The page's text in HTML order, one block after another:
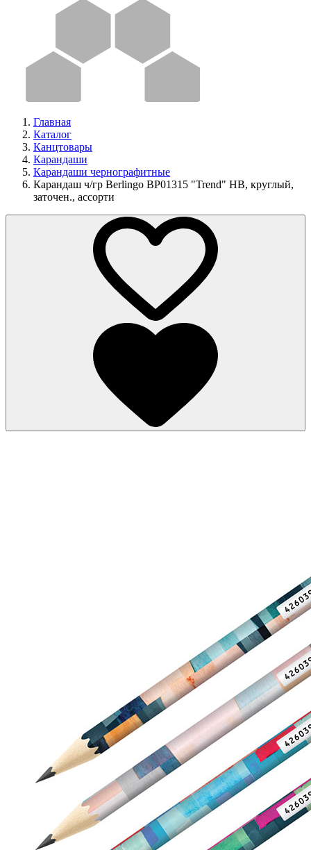
Главная
Каталог
Канцтовары
Карандаши
Карандаши чернографитные
Карандаш ч/гр Berlingo BP01315 "Trend" HB, круглый,
заточен., ассорти